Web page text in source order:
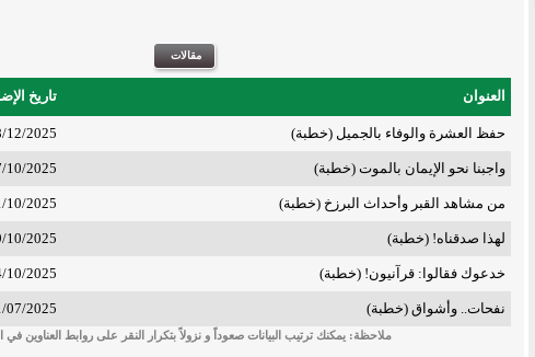
العنوان تاريخ
حفظ العشرة والوفاء بالجميل (خطبة) 12/2025
واجبنا نحو الإيمان بالموت (خطبة) 10/2025
من مشاهد القبر وأحداث البرزخ (خطبة) 10/2025
لهذا صدقناه! (خطبة) 10/2025
خدعوك فقالوا: قرآنيون! (خطبة) 10/2025
نفحات.. وأشواق (خطبة) 07/2025
ملاحظة: يمكنك ترتيب البيانات صعوداً و نزولاً بتكرار النقر على روابط العناوين في